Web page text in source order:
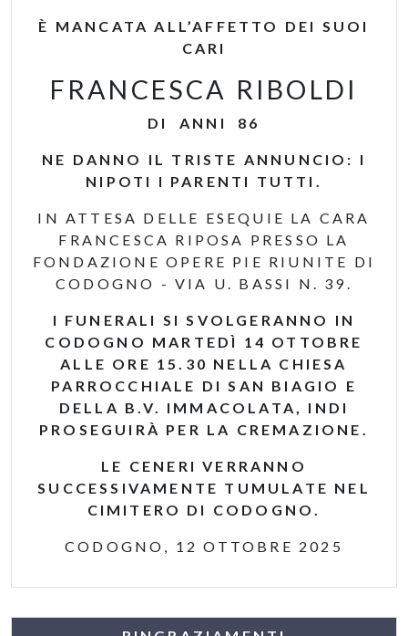
È MANCATA ALL’AFFETTO DEI SUOI
CARI
FRANCESCA RIBOLDI
DI ANNI 86
NE DANNO IL TRISTE ANNUNCIO: I
NIPOTI I PARENTI TUTTI.
IN ATTESA DELLE ESEQUIE LA CARA
FRANCESCA RIPOSA PRESSO LA
FONDAZIONE OPERE PIE RIUNITE DI
CODOGNO - VIA U. BASSI N. 39.
I FUNERALI SI SVOLGERANNO IN
CODOGNO MARTEDÌ 14 OTTOBRE
ALLE ORE 15.30 NELLA CHIESA
PARROCCHIALE DI SAN BIAGIO E
DELLA B.V. IMMACOLATA, INDI
PROSEGUIRÀ PER LA CREMAZIONE.
LE CENERI VERRANNO
SUCCESSIVAMENTE TUMULATE NEL
CIMITERO DI CODOGNO.
CODOGNO, 12 OTTOBRE 2025